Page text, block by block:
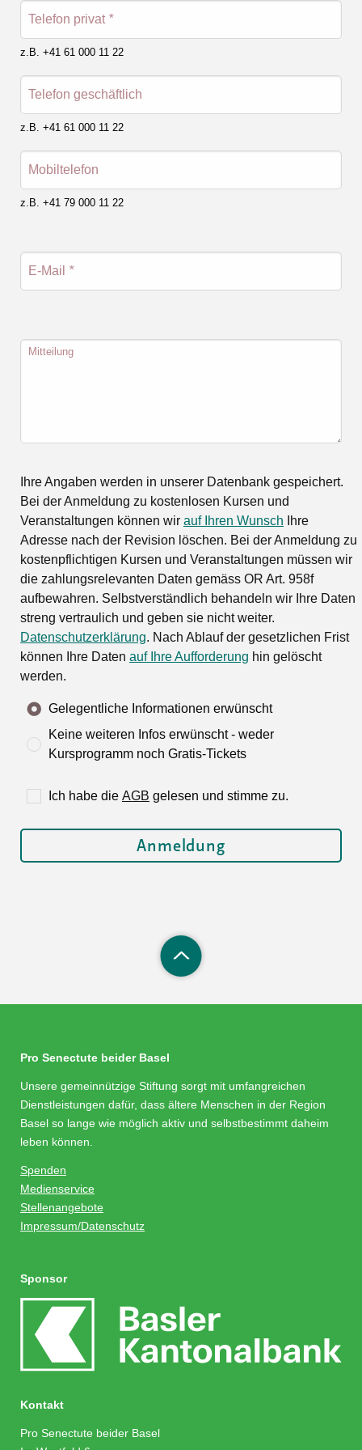
Telefon privat *
z.B. +41 61 000 11 22
Telefon geschäftlich
z.B. +41 61 000 11 22
Mobiltelefon
z.B. +41 79 000 11 22
E-Mail *
Mitteilung
Ihre Angaben werden in unserer Datenbank gespeichert.
Bei der Anmeldung zu kostenlosen Kursen und
Veranstaltungen können wir auf Ihren Wunsch Ihre
Adresse nach der Revision löschen. Bei der Anmeldung zu
kostenpflichtigen Kursen und Veranstaltungen müssen wir
die zahlungsrelevanten Daten gemäss OR Art. 958f
aufbewahren. Selbstverständlich behandeln wir Ihre Daten
streng vertraulich und geben sie nicht weiter.
Datenschutzerklärung. Nach Ablauf der gesetzlichen Frist
können Ihre Daten auf Ihre Aufforderung hin gelöscht
werden.
Gelegentliche Informationen erwünscht
Keine weiteren Infos erwünscht - weder
Kursprogramm noch Gratis-Tickets
Ich habe die AGB gelesen und stimme zu.
Pro Senectute beider Basel
Unsere gemeinnützige Stiftung sorgt mit umfangreichen
Dienstleistungen dafür, dass ältere Menschen in der Region
Basel so lange wie möglich aktiv und selbstbestimmt daheim
leben können.
Spenden
Medienservice
Stellenangebote
Impressum/Datenschutz
Sponsor
Kontakt
Pro Senectute beider Basel